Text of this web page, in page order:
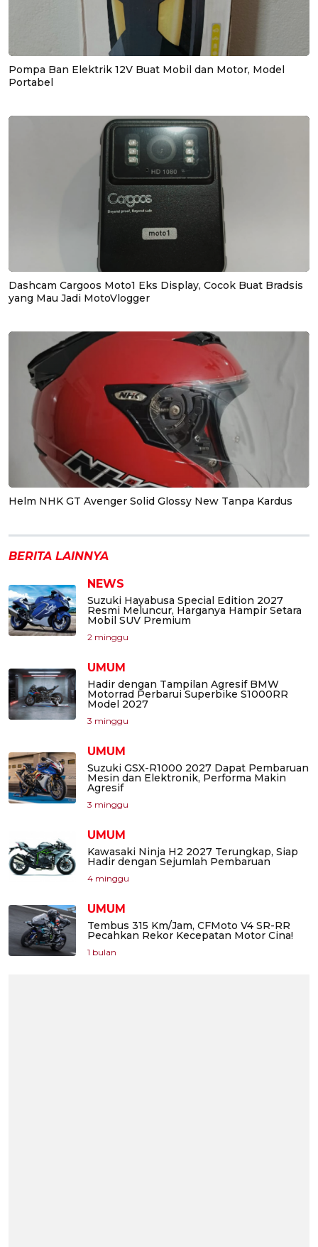
Pompa Ban Elektrik 12V Buat Mobil dan Motor, Model
Portabel
Dashcam Cargoos Moto1 Eks Display, Cocok Buat Bradsis
yang Mau Jadi MotoVlogger
Helm NHK GT Avenger Solid Glossy New Tanpa Kardus
BERITA LAINNYA
NEWS
Suzuki Hayabusa Special Edition 2027
Resmi Meluncur, Harganya Hampir Setara
Mobil SUV Premium
2 minggu
UMUM
Hadir dengan Tampilan Agresif BMW
Motorrad Perbarui Superbike S1000RR
Model 2027
3 minggu
UMUM
Suzuki GSX-R1000 2027 Dapat Pembaruan
Mesin dan Elektronik, Performa Makin
Agresif
3 minggu
UMUM
Kawasaki Ninja H2 2027 Terungkap, Siap
Hadir dengan Sejumlah Pembaruan
4 minggu
UMUM
Tembus 315 Km/Jam, CFMoto V4 SR-RR
Pecahkan Rekor Kecepatan Motor Cina!
1 bulan